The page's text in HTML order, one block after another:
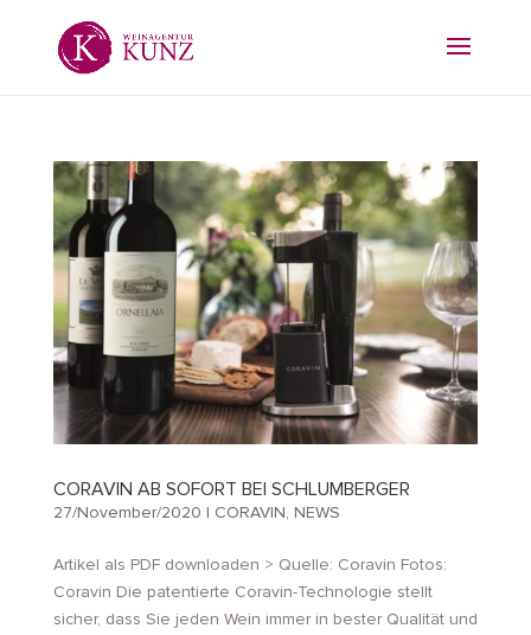
CORAVIN AB SOFORT BEI SCHLUMBERGER
27/November/2020 | CORAVIN, NEWS
Artikel als PDF downloaden > Quelle: Coravin Fotos:
Coravin Die patentierte Coravin-Technologie stellt
sicher, dass Sie jeden Wein immer in bester Qualität und